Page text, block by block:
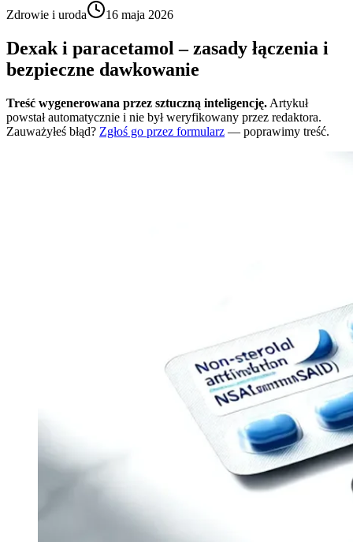
Zdrowie i uroda
16 maja 2026
Dexak i paracetamol – zasady łączenia i
bezpieczne dawkowanie
Treść wygenerowana przez sztuczną inteligencję. Artykuł
powstał automatycznie i nie był weryfikowany przez redaktora.
Zauważyłeś błąd? Zgłoś go przez formularz — poprawimy treść.